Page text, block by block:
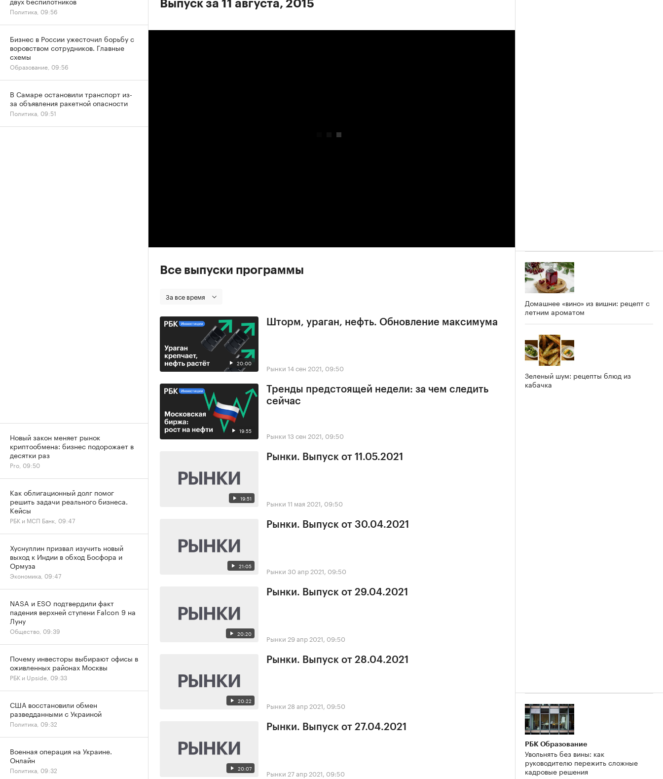
Выпуск за 11 августа, 2015
Все выпуски программы
За все время
20:00
Шторм, ураган, нефть. Обновление максимума
Рынки 14 сен 2021, 09:50
19:55
Тренды предстоящей недели: за чем следить
сейчас
Рынки 13 сен 2021, 09:50
19:51
Рынки. Выпуск от 11.05.2021
Рынки 11 мая 2021, 09:50
21:05
Рынки. Выпуск от 30.04.2021
Рынки 30 апр 2021, 09:50
20:20
Рынки. Выпуск от 29.04.2021
Рынки 29 апр 2021, 09:50
20:22
Рынки. Выпуск от 28.04.2021
Рынки 28 апр 2021, 09:50
20:07
Рынки. Выпуск от 27.04.2021
Рынки 27 апр 2021, 09:50
Домашнее «вино» из вишни: рецепт с
летним ароматом
Зеленый шум: рецепты блюд из
кабачка
РБК Образование
Увольнять без вины: как
руководителю пережить сложные
кадровые решения
Политика, 09:56
Бизнес в России ужесточил борьбу с
воровством сотрудников. Главные
схемы
Образование, 09:56
В Самаре остановили транспорт из-
за объявления ракетной опасности
Политика, 09:51
Новый закон меняет рынок
криптообмена: бизнес подорожает в
десятки раз
Pro, 09:50
Как облигационный долг помог
решить задачи реального бизнеса.
Кейсы
РБК и МСП Банк, 09:47
Хуснуллин призвал изучить новый
выход к Индии в обход Босфора и
Ормуза
Экономика, 09:47
NASA и ESO подтвердили факт
падения верхней ступени Falcon 9 на
Луну
Общество, 09:39
Почему инвесторы выбирают офисы в
оживленных районах Москвы
РБК и Upside, 09:33
США восстановили обмен
разведданными с Украиной
Политика, 09:32
Военная операция на Украине.
Онлайн
Политика, 09:32